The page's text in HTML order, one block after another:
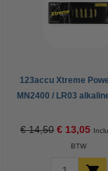
123accu Xtreme
MN2400 / LR03
€ 14,50 € 13,05
BTW